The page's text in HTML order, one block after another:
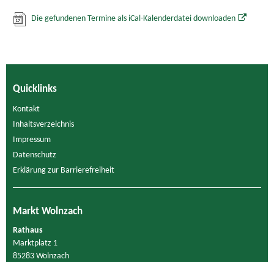
Die gefundenen Termine als iCal-Kalenderdatei downloaden
Quicklinks
Kontakt
Inhaltsverzeichnis
Impressum
Datenschutz
Erklärung zur Barrierefreiheit
Markt Wolnzach
Rathaus
Marktplatz 1
85283 Wolnzach